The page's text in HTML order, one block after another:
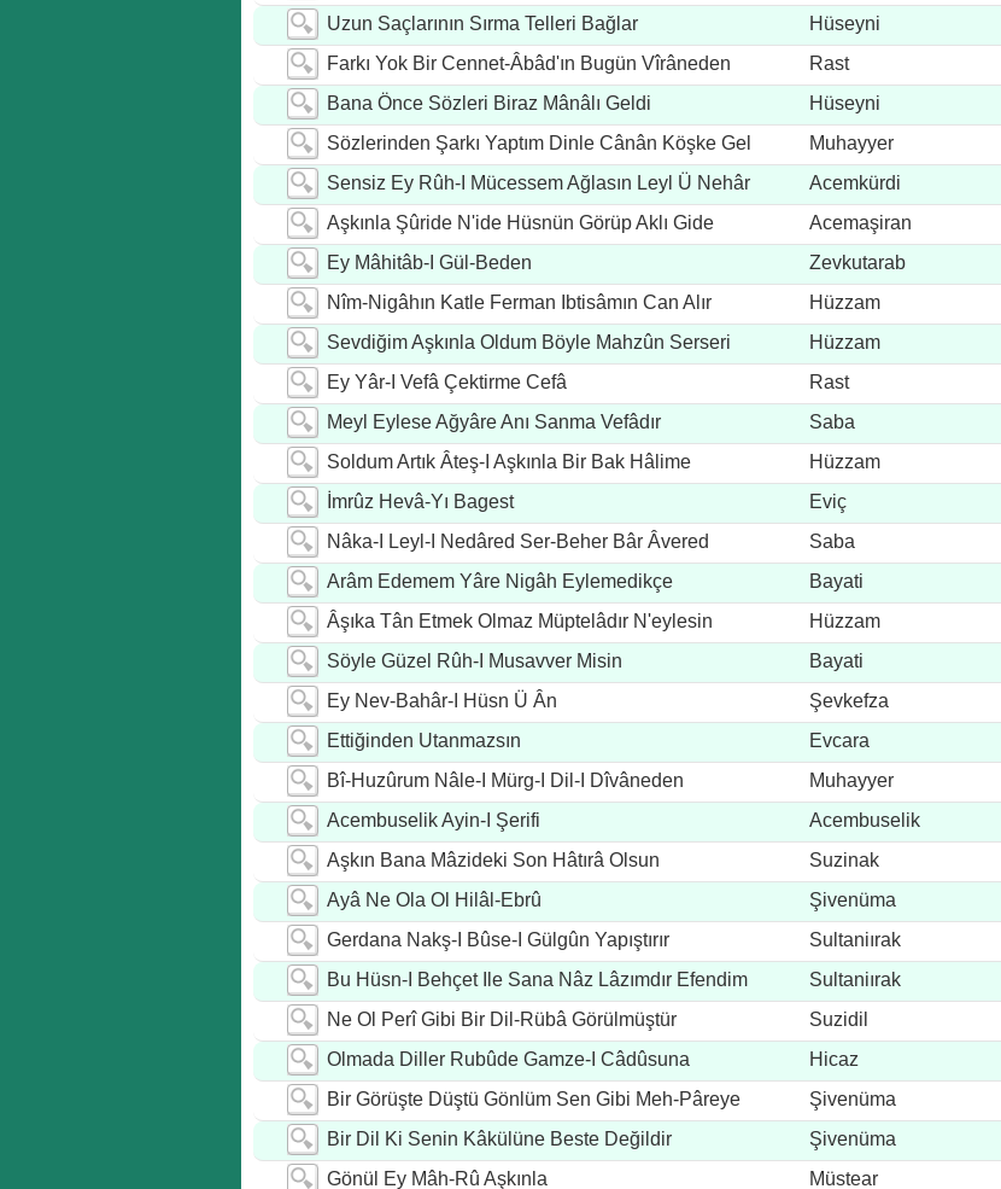
Uzun Saçlarının Sırma Telleri Bağlar
Hüseyni
Farkı Yok Bir Cennet-Âbâd'ın Bugün Vîrâneden
Rast
Bana Önce Sözleri Biraz Mânâlı Geldi
Hüseyni
Sözlerinden Şarkı Yaptım Dinle Cânân Köşke Gel
Muhayyer
Sensiz Ey Rûh-I Mücessem Ağlasın Leyl Ü Nehâr
Acemkürdi
Aşkınla Şûride N'ide Hüsnün Görüp Aklı Gide
Acemaşiran
Ey Mâhitâb-I Gül-Beden
Zevkutarab
Nîm-Nigâhın Katle Ferman Ibtisâmın Can Alır
Hüzzam
Sevdiğim Aşkınla Oldum Böyle Mahzûn Serseri
Hüzzam
Ey Yâr-I Vefâ Çektirme Cefâ
Rast
Meyl Eylese Ağyâre Anı Sanma Vefâdır
Saba
Soldum Artık Âteş-I Aşkınla Bir Bak Hâlime
Hüzzam
İmrûz Hevâ-Yı Bagest
Eviç
Nâka-I Leyl-I Nedâred Ser-Beher Bâr Âvered
Saba
Arâm Edemem Yâre Nigâh Eylemedikçe
Bayati
Âşıka Tân Etmek Olmaz Müptelâdır N'eylesin
Hüzzam
Söyle Güzel Rûh-I Musavver Misin
Bayati
Ey Nev-Bahâr-I Hüsn Ü Ân
Şevkefza
Ettiğinden Utanmazsın
Evcara
Bî-Huzûrum Nâle-I Mürg-I Dil-I Dîvâneden
Muhayyer
Acembuselik Ayin-I Şerifi
Acembuselik
Aşkın Bana Mâzideki Son Hâtırâ Olsun
Suzinak
Ayâ Ne Ola Ol Hilâl-Ebrû
Şivenüma
Gerdana Nakş-I Bûse-I Gülgûn Yapıştırır
Sultaniırak
Bu Hüsn-I Behçet Ile Sana Nâz Lâzımdır Efendim
Sultaniırak
Ne Ol Perî Gibi Bir Dil-Rübâ Görülmüştür
Suzidil
Olmada Diller Rubûde Gamze-I Câdûsuna
Hicaz
Bir Görüşte Düştü Gönlüm Sen Gibi Meh-Pâreye
Şivenüma
Bir Dil Ki Senin Kâkülüne Beste Değildir
Şivenüma
Gönül Ey Mâh-Rû Aşkınla
Müstear